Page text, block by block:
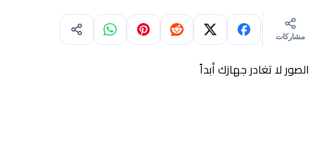
مشاركات
الصور لا تغادر جهازك أبداً